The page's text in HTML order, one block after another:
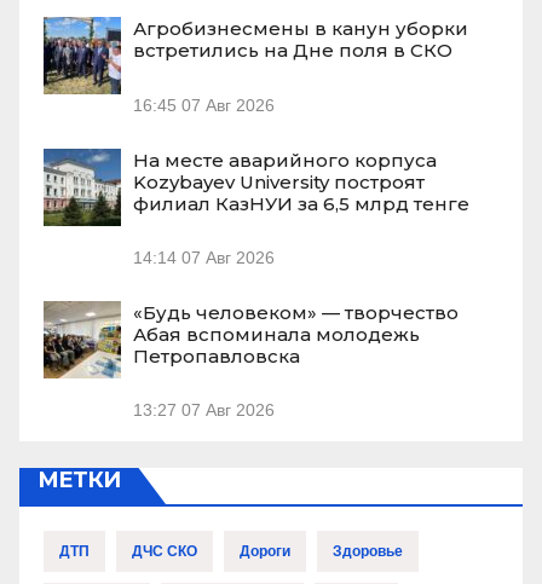
Агробизнесмены в канун уборки
встретились на Дне поля в СКО
16:45 07 Авг 2026
На месте аварийного корпуса
Kozybayev University построят
филиал КазНУИ за 6,5 млрд тенге
14:14 07 Авг 2026
«Будь человеком» — творчество
Абая вспоминала молодежь
Петропавловска
13:27 07 Авг 2026
МЕТКИ
ДТП ДЧС СКО Дороги Здоровье